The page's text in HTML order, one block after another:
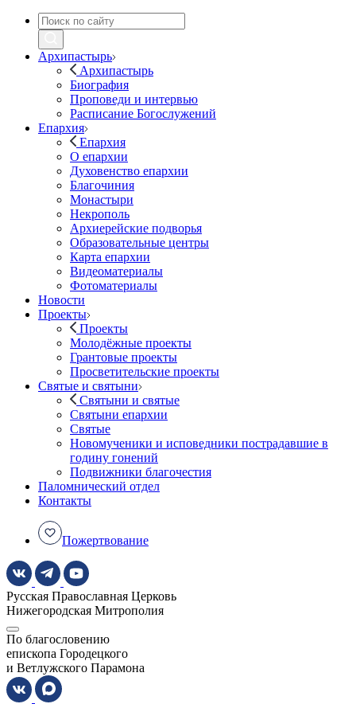
Архипастырь
Архипастырь
Биография
Проповеди и интервью
Расписание Богослужений
Епархия
Епархия
О епархии
Духовенство епархии
Благочиния
Монастыри
Некрополь
Архиерейские подворья
Образовательные центры
Карта епархии
Видеоматериалы
Фотоматериалы
Новости
Проекты
Проекты
Молодёжные проекты
Грантовые проекты
Просветительские проекты
Святые и святыни
Святыни и святые
Святыни епархии
Святые
Новомученики и исповедники пострадавшие в
годину гонений
Подвижники благочестия
Паломнический отдел
Контакты
Пожертвование
Русская Православная Церковь
Нижегородская Митрополия
По благословению
епископа Городецкого
и Ветлужского Парамона